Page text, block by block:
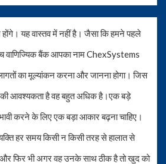
यह वास्तव में नहीं है। जैसा कि हमने पहले
वाणिज्यिक बैंक आपका नाम ChexSystems
का मूल्यांकन करना और जानना होगा। जिस
आवश्यकता है वह बहुत अधिक है।एक बड़े
करने के लिए एक बड़ा आकार बढ़ना चाहिए।
हर समय किसी न किसी तरह से हालात से
फिर भी अगर वह उनके साथ ठीक है तो खुद को